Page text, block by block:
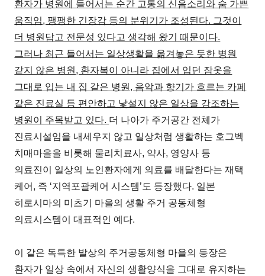
환자가 병원에 들어서는 순간 고통의 신음소리와 숨 가쁜
움직임, 팽팽한 긴장감 등의 분위기가 조성된다. 그것이
더 병원답고 전문성 있다고 생각해 왔기 때문이다.
그러나 최근 들어서는 일상생활을 옮겨놓은 듯한 병원
같지 않은 병원, 환자복이 아니라 집에서 입던 잠옷을
그대로 입는 내 집 같은 병원, 음악과 향기가 흐르는 카페
같은 진료실 등 편안하고 낯설지 않은 일상을 강조하는
병원이 주목받고 있다. 더 나아가 주거공간 전체가
진료시설임을 내세우지 않고 일상처럼 생활하는 호그벡
치매마을을 비롯해 물리치료사, 약사, 영양사 등
의료진이 일상의 노인환자에게 의료를 배달한다는 재택
케어, 즉 ‘지역포괄케어 시스템’도 등장했다. 일본
히로시마의 미츠기 마을의 생활 주거 공동체형
의료시스템이 대표적인 예다.
이 같은 독특한 발상의 주거공동체형 마을의 등장은
환자가 일상 속에서 자신의 생활양식을 그대로 유지하는